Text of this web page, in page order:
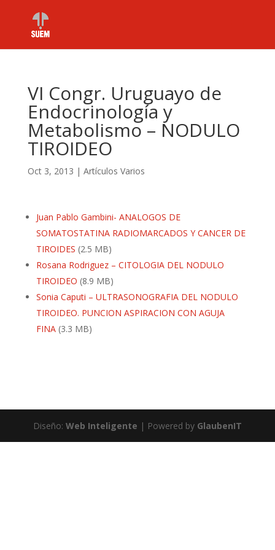
VI Congr. Uruguayo de
Endocrinología y
Metabolismo – NODULO
TIROIDEO
Oct 3, 2013 | Artículos Varios
Juan Pablo Gambini- ANALOGOS DE
SOMATOSTATINA RADIOMARCADOS Y CANCER DE
TIROIDES (2.5 MB)
Rosana Rodriguez – CITOLOGIA DEL NODULO
TIROIDEO (8.9 MB)
Sonia Caputi – ULTRASONOGRAFIA DEL NODULO
TIROIDEO. PUNCION ASPIRACION CON AGUJA
FINA(3.3 MB)
Diseño: Web Inteligente | Powered by GlaubenIT